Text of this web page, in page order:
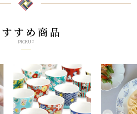
すめ商品
PICKUP